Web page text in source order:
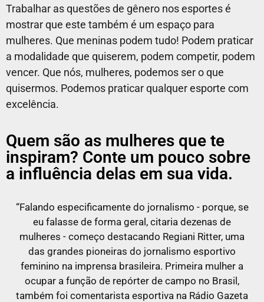
Trabalhar as questões de gênero nos esportes é
mostrar que este também é um espaço para
mulheres. Que meninas podem tudo! Podem praticar
a modalidade que quiserem, podem competir, podem
vencer. Que nós, mulheres, podemos ser o que
quisermos. Podemos praticar qualquer esporte com
excelência.
Quem são as mulheres que te
inspiram? Conte um pouco sobre
a influência delas em sua vida.
“Falando especificamente do jornalismo - porque, se
eu falasse de forma geral, citaria dezenas de
mulheres - começo destacando Regiani Ritter, uma
das grandes pioneiras do jornalismo esportivo
feminino na imprensa brasileira. Primeira mulher a
ocupar a função de repórter de campo no Brasil,
também foi comentarista esportiva na Rádio Gazeta